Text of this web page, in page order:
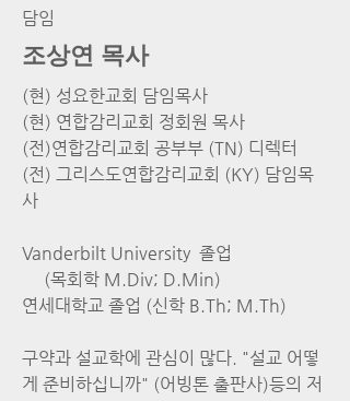
담임
조상연 목사
(현) 성요한교회 담임목사
(현) 연합감리교회 정회원 목사
(전)연합감리교회 공부부 (TN) 디렉터
(전) 그리스도연합감리교회 (KY) 담임목
사
Vanderbilt University 졸업
(목회학 M.Div; D.Min)
​연세대학교 졸업 (신학 B.Th; M.Th)
구약과 설교학에 관심이 많다. "설교 어떻
게 준비하십니까" (어빙톤 출판사)등의 저